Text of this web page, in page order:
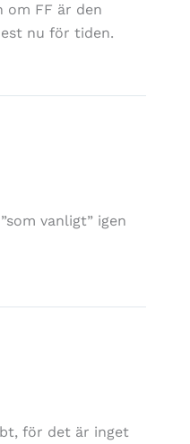
om FF är den
nu för tiden.
vanligt” igen
för det är inget